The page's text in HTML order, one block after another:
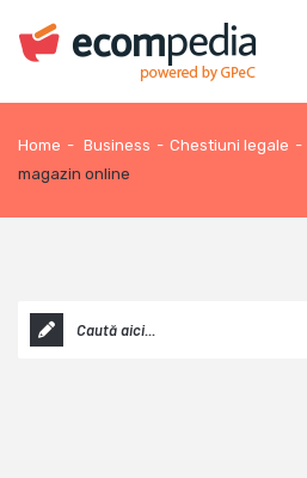
Home - Business - Chestiuni legale -
magazin online